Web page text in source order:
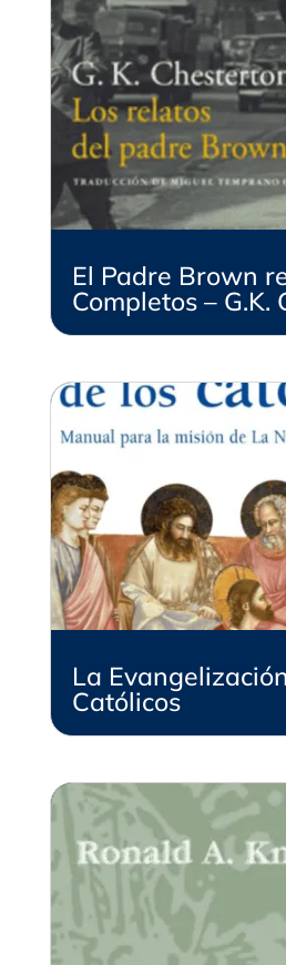
El Padre Brown
Completos – G.K.
La
Católicos